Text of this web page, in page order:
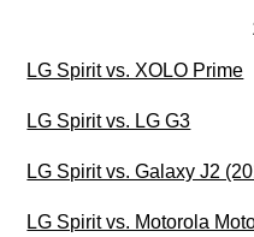
LG Spirit vs. XOLO Prime
LG Spirit vs. LG G3
LG Spirit vs. Galaxy J2
LG Spirit vs. Motorola